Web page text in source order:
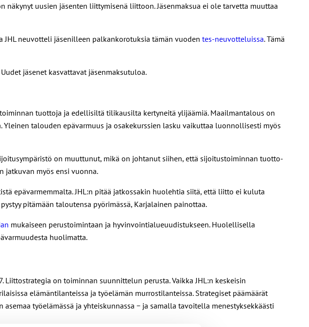
uusien jäsenten liittymisenä liittoon. Jäsenmaksua ei ole tarvetta muuttaa
neuvotteli jäsenilleen palkankorotuksia tämän vuoden tes-neuvotteluissa. Tämä
Uudet jäsenet kasvattavat jäsenmaksutuloa.
tuottoja ja edellisiltä tilikausilta kertyneitä ylijäämiä. Maailmantalous on
talouden epävarmuus ja osakekurssien lasku vaikuttaa luonnollisesti myös
on muuttunut, mikä on johtanut siihen, että sijoitustoiminnan tuotto-
jatkuvan myös ensi vuonna.
epävarmemmalta. JHL:n pitää jatkossakin huolehtia siitä, että liitto ei kuluta
pitämään taloutensa pyörimässä, Karjalainen painottaa.
mukaiseen perustoimintaan ja hyvinvointialueuudistukseen. Huolellisella
huolimatta.
Liittostrategia on toiminnan suunnittelun perusta. Vaikka JHL:n keskeisin
elämäntilanteissa ja työelämän murrostilanteissa. Strategiset päämäärät
työelämässä ja yhteiskunnassa − ja samalla tavoitella menestyksekkäästi